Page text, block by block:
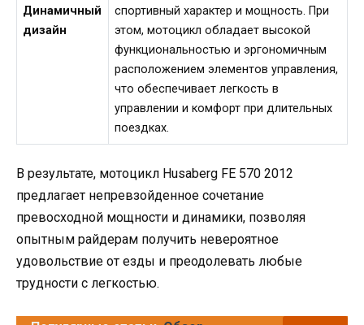
Динамичный
дизайн
спортивный характер и мощность. При
этом, мотоцикл обладает высокой
функциональностью и эргономичным
расположением элементов управления,
что обеспечивает легкость в
управлении и комфорт при длительных
поездках.
В результате, мотоцикл Husaberg FE 570 2012
предлагает непревзойденное сочетание
превосходной мощности и динамики, позволяя
опытным райдерам получить невероятное
удовольствие от езды и преодолевать любые
трудности с легкостью.